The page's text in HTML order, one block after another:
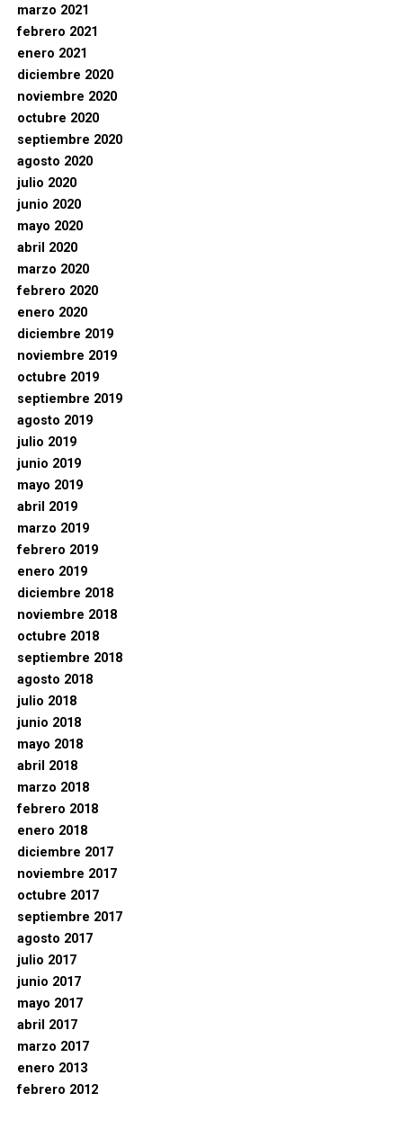
marzo 2021
febrero 2021
enero 2021
diciembre 2020
noviembre 2020
octubre 2020
septiembre 2020
agosto 2020
julio 2020
junio 2020
mayo 2020
abril 2020
marzo 2020
febrero 2020
enero 2020
diciembre 2019
noviembre 2019
octubre 2019
septiembre 2019
agosto 2019
julio 2019
junio 2019
mayo 2019
abril 2019
marzo 2019
febrero 2019
enero 2019
diciembre 2018
noviembre 2018
octubre 2018
septiembre 2018
agosto 2018
julio 2018
junio 2018
mayo 2018
abril 2018
marzo 2018
febrero 2018
enero 2018
diciembre 2017
noviembre 2017
octubre 2017
septiembre 2017
agosto 2017
julio 2017
junio 2017
mayo 2017
abril 2017
marzo 2017
enero 2013
febrero 2012